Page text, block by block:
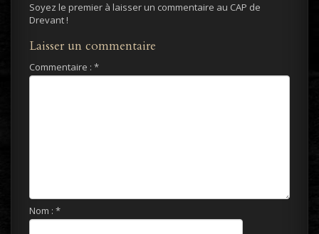
Soyez le premier à laisser un commentaire au CAP de
Drevant !
Laisser un commentaire
Commentaire : *
Nom : *